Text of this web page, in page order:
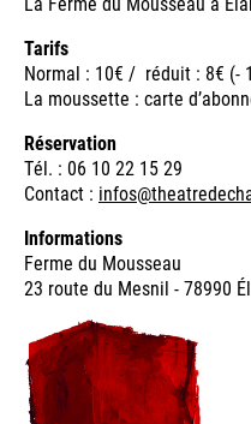
Tarifs
Normal : 10€ / réduit : 8€ (-
La moussette : carte
Réservation
Tél. : 06 10 22 15 29
Contact :
Informations
Ferme du Mousseau
23 route du Mesnil - 78990